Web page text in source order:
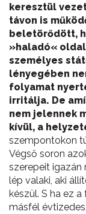
keresztül
távon is
beletörődött,
»haladó«
személyes
lényegében
folyamat
irritálja. De
nem jelennek
kívül, a
szempontokon
Végső soron
szerepeit igazán
lép valaki, aki
készül. S ha ez
másfél